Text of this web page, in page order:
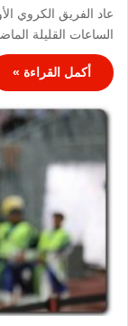
عاد الفريق الكروي
الساعات القليلة
أكمل القراءة »